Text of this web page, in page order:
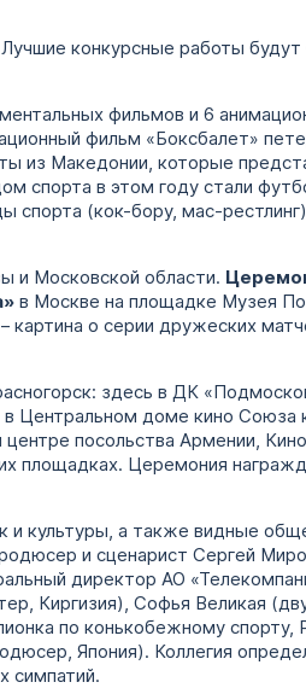
конкурсные работы будут
фильмов и 6
фильм «Боксбалет»
из Македонии, которые
спорта в этом году стали
спорта (кок-бору, мас-
и Московской области.
в Москве на площадке Музея
о серии дружеских
здесь в ДК
Центральном доме кино Союза
посольства Армении,
площадках. Церемония
и культуры, а также видные
и сценарист Сергей
директор АО
Киргизия), Софья Великая
по конькобежному спорту,
Япония). Коллегия
симпатий.